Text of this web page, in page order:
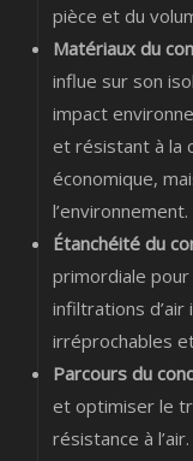
pièce et du
Matériaux du
influe sur son
impact
et résistant à la
économique,
l’environnement.
Étanchéité du
primordiale
infiltrations
irréprochables
Parcours du
et optimiser le
résistance à